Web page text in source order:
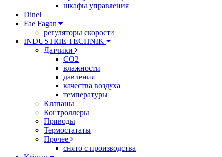
шкафы управления
Dinel
Fae Fagan
регуляторы скорости
INDUSTRIE TECHNIK
Датчики
CO2
влажности
давления
качества воздуха
температуры
Клапаны
Контроллеры
Приводы
Термостататы
Прочее
снято с производства